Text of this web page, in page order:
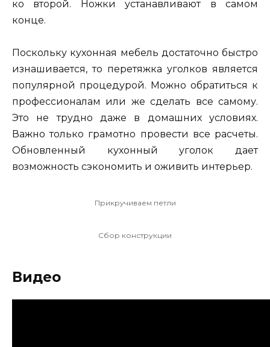
ко второй. Ножки устанавливают в самом
конце.
Поскольку кухонная мебель достаточно быстро
изнашивается, то перетяжка уголков является
популярной процедурой. Можно обратиться к
профессионалам или же сделать все самому.
Это не трудно даже в домашних условиях.
Важно только грамотно провести все расчеты.
Обновленный кухонный уголок дает
возможность сэкономить и оживить интерьер.
Прикручиваем петли
Сбор конструкции
Видео